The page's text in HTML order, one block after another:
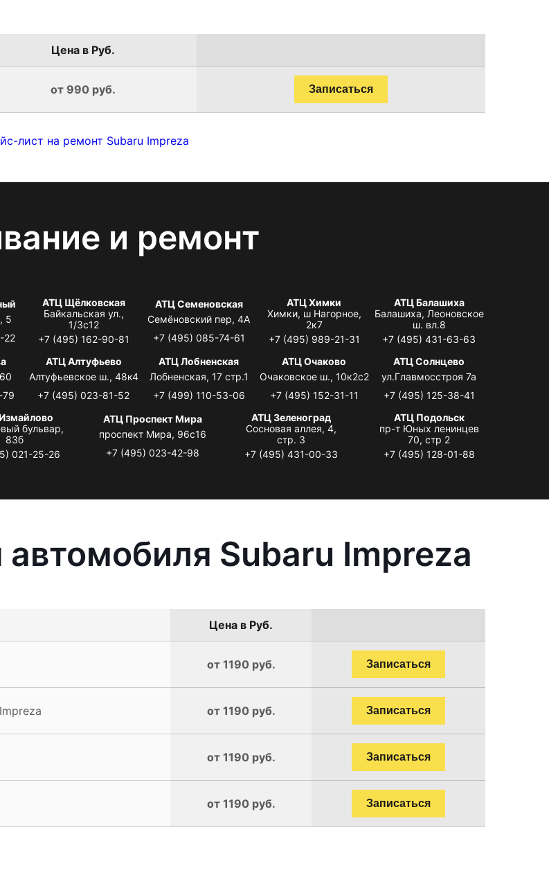
Цена в Руб.
от 990 руб. Записаться
лист на ремонт Subaru Impreza
и ремонт
5
22
АТЦ Щёлковская
Байкальская ул.,
1/3с12
+7 (495) 162-90-81
АТЦ Семеновская
Семёновский пер, 4А
+7 (495) 085-74-61
АТЦ Химки
Химки, ш Нагорное,
2к7
+7 (495) 989-21-31
АТЦ Балашиха
Балашиха, Леоновское
ш. вл.8
+7 (495) 431-63-63
79
АТЦ Алтуфьево
Алтуфьевское ш., 48к4
+7 (495) 023-81-52
АТЦ Лобненская
Лобненская, 17 стр.1
+7 (499) 110-53-06
АТЦ Очаково
Очаковское ш., 10к2с2
+7 (495) 152-31-11
АТЦ Солнцево
ул.Главмосстроя 7а
+7 (495) 125-38-41
бульвар,
83б
021-25-26
АТЦ Проспект Мира
проспект Мира, 96с16
+7 (495) 023-42-98
АТЦ Зеленоград
Сосновая аллея, 4,
стр. 3
+7 (495) 431-00-33
АТЦ Подольск
пр-т Юных ленинцев
70, стр 2
+7 (495) 128-01-88
Subaru Impreza
Цена в Руб.
от 1190 руб. Записаться
от 1190 руб. Записаться
от 1190 руб. Записаться
от 1190 руб. Записаться